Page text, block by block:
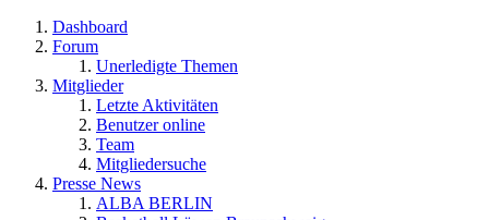
Dashboard
Forum
Unerledigte Themen
Mitglieder
Letzte Aktivitäten
Benutzer online
Team
Mitgliedersuche
Presse News
ALBA BERLIN